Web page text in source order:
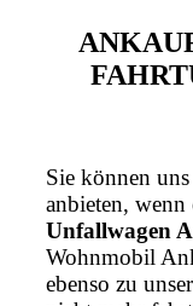
Sie können
anbieten,
Unfallwagen
Wohnmobil
ebenso zu